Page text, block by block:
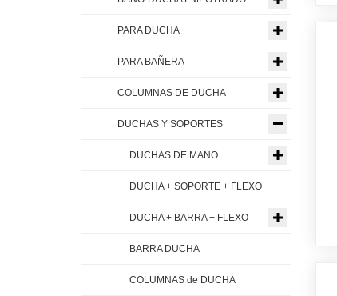
PARA DUCHA
PARA BAÑERA
COLUMNAS DE DUCHA
DUCHAS Y SOPORTES
DUCHAS DE MANO
DUCHA + SOPORTE + FLEXO
DUCHA + BARRA + FLEXO
BARRA DUCHA
COLUMNAS de DUCHA